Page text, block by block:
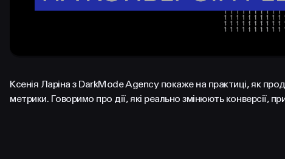
Ксенія Ларіна з DarkMode Agency покаже на практиці, як
метрики. Говоримо про дії, які реально змінюють конверсії,